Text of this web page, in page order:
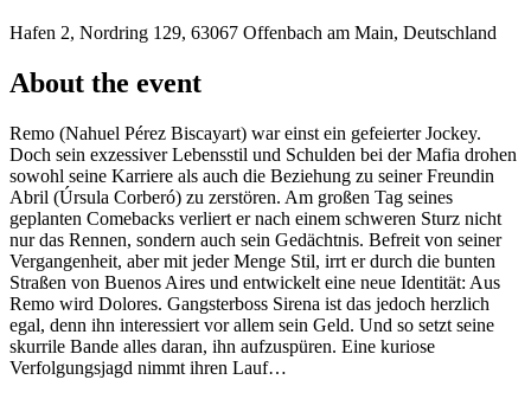
Hafen 2, Nordring 129, 63067 Offenbach am Main, Deutschland
About the event
Remo (Nahuel Pérez Biscayart) war einst ein gefeierter Jockey.
Doch sein exzessiver Lebensstil und Schulden bei der Mafia drohen
sowohl seine Karriere als auch die Beziehung zu seiner Freundin
Abril (Úrsula Corberó) zu zerstören. Am großen Tag seines
geplanten Comebacks verliert er nach einem schweren Sturz nicht
nur das Rennen, sondern auch sein Gedächtnis. Befreit von seiner
Vergangenheit, aber mit jeder Menge Stil, irrt er durch die bunten
Straßen von Buenos Aires und entwickelt eine neue Identität: Aus
Remo wird Dolores. Gangsterboss Sirena ist das jedoch herzlich
egal, denn ihn interessiert vor allem sein Geld. Und so setzt seine
skurrile Bande alles daran, ihn aufzuspüren. Eine kuriose
Verfolgungsjagd nimmt ihren Lauf…